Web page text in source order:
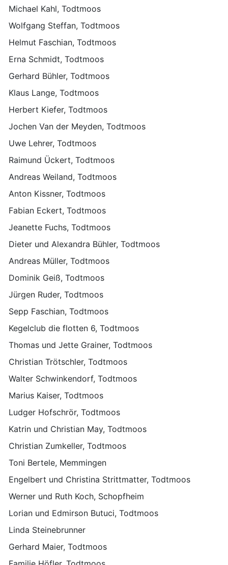
Michael Kahl, Todtmoos
Wolfgang Steffan, Todtmoos
Helmut Faschian, Todtmoos
Erna Schmidt, Todtmoos
Gerhard Bühler, Todtmoos
Klaus Lange, Todtmoos
Herbert Kiefer, Todtmoos
Jochen Van der Meyden, Todtmoos
Uwe Lehrer, Todtmoos
Raimund Ückert, Todtmoos
Andreas Weiland, Todtmoos
Anton Kissner, Todtmoos
Fabian Eckert, Todtmoos
Jeanette Fuchs, Todtmoos
Dieter und Alexandra Bühler, Todtmoos
Andreas Müller, Todtmoos
Dominik Geiß, Todtmoos
Jürgen Ruder, Todtmoos
Sepp Faschian, Todtmoos
Kegelclub die flotten 6, Todtmoos
Thomas und Jette Grainer, Todtmoos
Christian Trötschler, Todtmoos
Walter Schwinkendorf, Todtmoos
Marius Kaiser, Todtmoos
Ludger Hofschrör, Todtmoos
Katrin und Christian May, Todtmoos
Christian Zumkeller, Todtmoos
Toni Bertele, Memmingen
Engelbert und Christina Strittmatter, Todtmoos
Werner und Ruth Koch, Schopfheim
Lorian und Edmirson Butuci, Todtmoos
Linda Steinebrunner
Gerhard Maier, Todtmoos